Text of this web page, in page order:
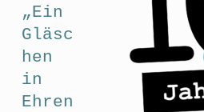
„Ein
Gläsc
hen
in
Ehren